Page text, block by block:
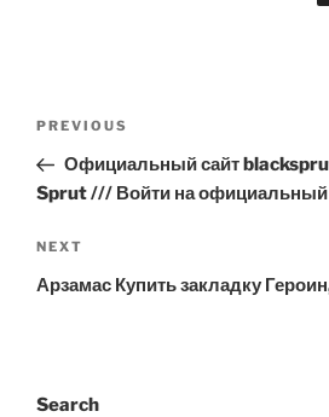
Previous
Post
PREVIOUS
Официальный сайт
Sprut /// Войти на официальный
Next
Post
NEXT
Арзамас Купить закладку
Search